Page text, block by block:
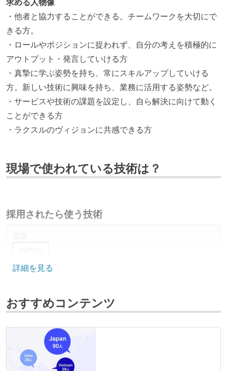
求める人物像
・他者と協力することができる。チームワークを大切にで
きる方。
・ロールやポジションに捉われず、自分の考えを積極的に
アウトプット・発言していける方
・真摯に学ぶ姿勢を持ち、常にスキルアップしていける
方。新しい技術に興味を持ち、業務に活用する姿勢など。
・サービスや技術の課題を設定し、自ら解決に向けて動く
ことができる方
・ラクスルのヴィジョンに共感できる方
現場で使われている技術は？
採用されたら使う技術
言語
python
データベース
ソースコード管理
git
プロジェクト管理
github
詳細を見る
おすすめコンテンツ